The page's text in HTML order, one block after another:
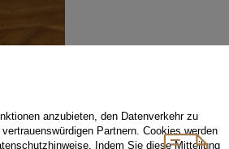
anzubieten, den Datenverkehr zu
Partnern. Cookies werden
. Indem Sie diese Mitteilung